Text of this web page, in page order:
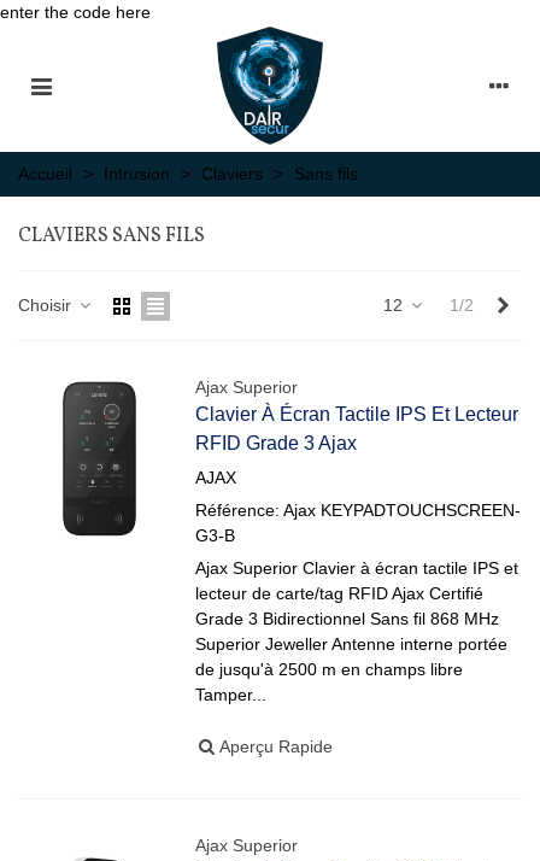
enter the code here
Accueil > Intrusion > Claviers > Sans fils
CLAVIERS SANS FILS
Choisir 12 1/2
Ajax Superior
Clavier À Écran Tactile IPS Et Lecteur
RFID Grade 3 Ajax
AJAX
Référence: Ajax KEYPADTOUCHSCREEN-
G3-B
Ajax Superior Clavier à écran tactile IPS et
lecteur de carte/tag RFID Ajax Certifié
Grade 3 Bidirectionnel Sans fil 868 MHz
Superior Jeweller Antenne interne portée
de jusqu'à 2500 m en champs libre
Tamper...
Aperçu Rapide
Ajax Superior